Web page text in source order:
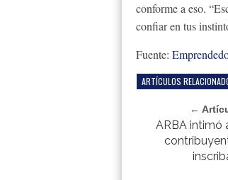
conforme a eso.
confiar en tus
Fuente:
ARTÍCULOS
←
ARBA intimó